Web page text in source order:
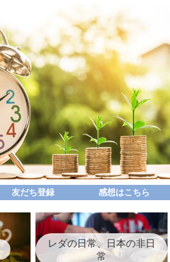
友だち登録 感想はこちら
レダの日常、日本の非日
常